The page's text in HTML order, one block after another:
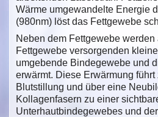
Wärme umgewandelte Energie
(980nm) löst das Fettgewebe
Neben dem Fettgewebe
Fettgewebe versorgenden
umgebende Bindegewebe und
erwärmt. Diese Erwärmung
Blutstillung und über eine
Kollagenfasern zu einer
Unterhautbindegewebes und